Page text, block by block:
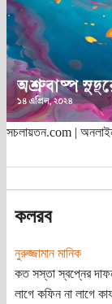
সচলায়তন.com |
কলরব
নুরুজ্জামান মানিক
কত সস্তা স্বপ্নের
লাগে কফিন না লাগে